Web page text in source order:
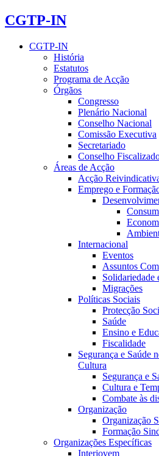
CGTP-IN
CGTP-IN
História
Estatutos
Programa de Acção
Órgãos
Congresso
Plenário Nacional
Conselho Nacional
Comissão Executiva
Secretariado
Conselho
Áreas de Acção
Acção
Emprego e
Internacional
Eventos
Assuntos
Solidariedade
Migrações
Políticas Sociais
Protecção
Saúde
Ensino e
Fiscalidade
Segurança e Saúde
Cultura
Segurança e
Cultura e
Combate às
Organização
Organização
Formação
Organizações Específicas
Interjovem